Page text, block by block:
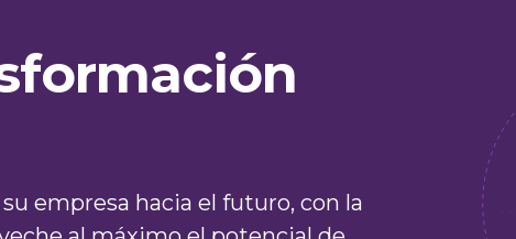
empresa hacia el futuro, con la